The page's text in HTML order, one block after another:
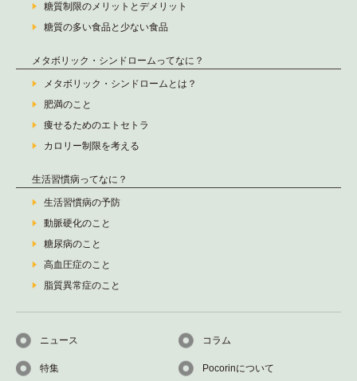
糖質制限のメリットとデメリット
糖質の多い食品と少ない食品
メタボリック・シンドロームってなに？
メタボリック・シンドロームとは？
肥満のこと
痩せるためのエトセトラ
カロリー制限を考える
生活習慣病ってなに？
生活習慣病の予防
動脈硬化のこと
糖尿病のこと
高血圧症のこと
脂質異常症のこと
ニュース
特集
コラム
Pocorinについて